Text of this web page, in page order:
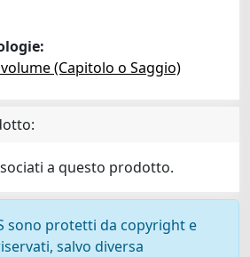
(Capitolo o Saggio)
a questo prodotto.
sono protetti da copyright e
salvo diversa